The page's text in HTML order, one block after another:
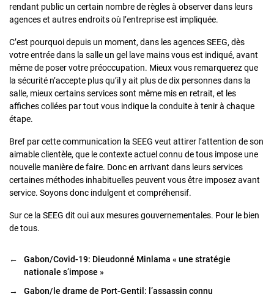
rendant public un certain nombre de règles à observer dans leurs
agences et autres endroits où l’entreprise est impliquée.
C’est pourquoi depuis un moment, dans les agences SEEG, dès
votre entrée dans la salle un gel lave mains vous est indiqué, avant
même de poser votre préoccupation. Mieux vous remarquerez que
la sécurité n’accepte plus qu’il y ait plus de dix personnes dans la
salle, mieux certains services sont même mis en retrait, et les
affiches collées par tout vous indique la conduite à tenir à chaque
étape.
Bref par cette communication la SEEG veut attirer l’attention de son
aimable clientèle, que le contexte actuel connu de tous impose une
nouvelle manière de faire. Donc en arrivant dans leurs services
certaines méthodes inhabituelles peuvent vous être imposez avant
service. Soyons donc indulgent et compréhensif.
Sur ce la SEEG dit oui aux mesures gouvernementales. Pour le bien
de tous.
←
Gabon/Covid-19: Dieudonné Minlama « une stratégie
nationale s’impose »
→
Gabon/le drame de Port-Gentil: l’assassin connu